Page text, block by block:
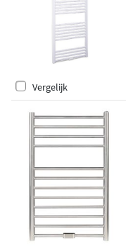
Vergelijk